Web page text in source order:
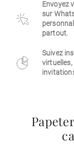
Envoyez
sur
partout.
Suivez
virtuelles,